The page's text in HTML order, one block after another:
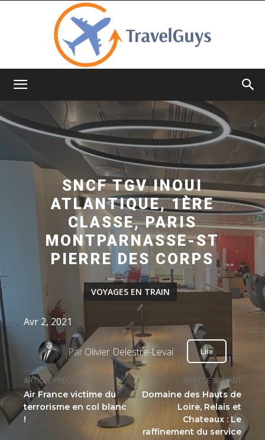
ARTICLE PRÉCÉDENT
Air France victime du
terrorisme en col blanc
!
ARTICLE SUIVANT
Domaine des Hauts de
Loire, Relais et
Chateaux : Le
raffinement du service
SNCF TGV INOUI
ATLANTIQUE, 1ÈRE
CLASSE, PARIS
MONTPARNASSE-ST
PIERRE DES CORPS
VOYAGES EN TRAIN
Avr 2, 2021
ParOlivier Delestre-Levai Lire